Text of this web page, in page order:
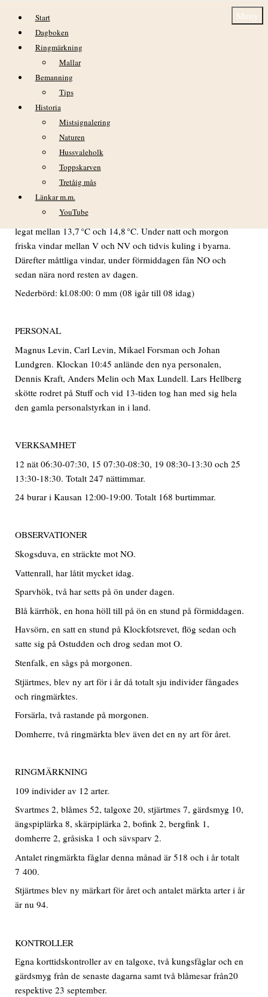
Hoppa till innehåll Meny
Start
Dagboken
Ringmärkning
Mallar
Bemanning
Tips
Historia
Mistsignalering
Naturen
Hussvaleholk
Toppskarven
Tretåig mås
Länkar m.m.
YouTube
Dagbok Nidingens Fågelstation söndag 12
oktober 2025
VÄDER
Klart väder och god sikt hela dagen. Lufttemperaturen har
legat mellan 13,7 °C och 14,8 °C. Under natt och morgon
friska vindar mellan V och NV och tidvis kuling i byarna.
Därefter måttliga vindar, under förmiddagen fån NO och
sedan nära nord resten av dagen.
Nederbörd: kl.08:00: 0 mm (08 igår till 08 idag)
PERSONAL
Magnus Levin, Carl Levin, Mikael Forsman och Johan
Lundgren. Klockan 10:45 anlände den nya personalen,
Dennis Kraft, Anders Melin och Max Lundell. Lars Hellberg
skötte rodret på Stuff och vid 13-tiden tog han med sig hela
den gamla personalstyrkan in i land.
VERKSAMHET
12 nät 06:30-07:30, 15 07:30-08:30, 19 08:30-13:30 och 25
13:30-18:30. Totalt 247 nättimmar.
24 burar i Kausan 12:00-19:00. Totalt 168 burtimmar.
OBSERVATIONER
Skogsduva, en sträckte mot NO.
Vattenrall, har låtit mycket idag.
Sparvhök, två har setts på ön under dagen.
Blå kärrhök, en hona höll till på ön en stund på förmiddagen.
Havsörn, en satt en stund på Klockfotsrevet, flög sedan och
satte sig på Ostudden och drog sedan mot O.
Stenfalk, en sågs på morgonen.
Stjärtmes, blev ny art för i år då totalt sju individer fångades
och ringmärktes.
Forsärla, två rastande på morgonen.
Domherre, två ringmärkta blev även det en ny art för året.
RINGMÄRKNING
109 individer av 12 arter.
Svartmes 2, blåmes 52, talgoxe 20, stjärtmes 7, gärdsmyg 10,
ängspiplärka 8, skärpiplärka 2, bofink 2, bergfink 1,
domherre 2, gråsiska 1 och sävsparv 2.
Antalet ringmärkta fåglar denna månad är 518 och i år totalt
7 400.
Stjärtmes blev ny märkart för året och antalet märkta arter i år
är nu 94.
KONTROLLER
Egna korttidskontroller av en talgoxe, två kungsfåglar och en
gärdsmyg från de senaste dagarna samt två blåmesar från20
respektive 23 september.